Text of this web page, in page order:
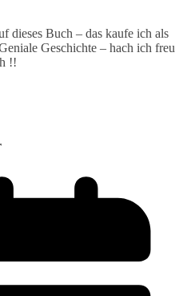
dieses Buch – das kaufe ich als
Geschichte – hach ich freu
!!